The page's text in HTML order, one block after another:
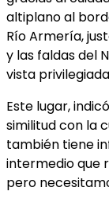
altiplano al
Río Armería,
y las faldas del
vista
Este lugar,
similitud con la
también tiene
intermedio que
pero